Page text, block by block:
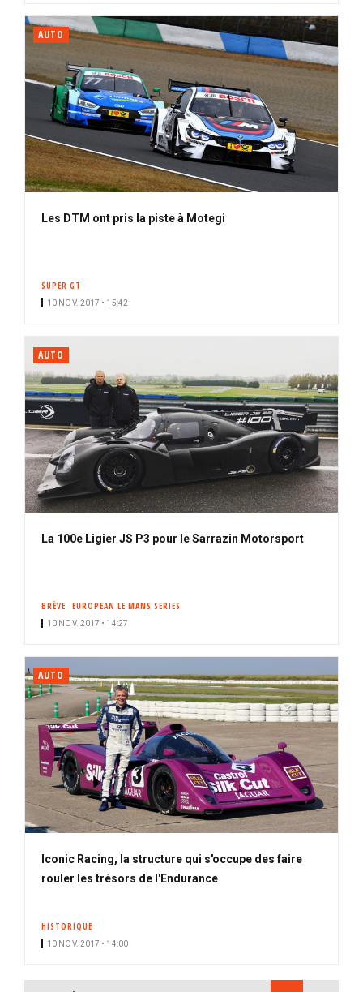
AUTO
Les DTM ont pris la piste à Motegi
SUPER GT
10 NOV. 2017 • 15:42
AUTO
La 100e Ligier JS P3 pour le Sarrazin Motorsport
BRÈVE EUROPEAN LE MANS SERIES
10 NOV. 2017 • 14:27
AUTO
Iconic Racing, la structure qui s'occupe des faire
rouler les trésors de l'Endurance
HISTORIQUE
10 NOV. 2017 • 14:00